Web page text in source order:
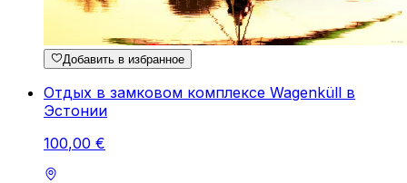
Добавить в избранное
Отдых в замковом комплексе Wagenküll в
Эстонии
100,00 €